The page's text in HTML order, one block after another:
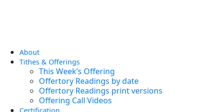
About
Tithes & Offerings
This Week’s Offering
Offertory Readings by date
Offertory Readings print versions
Offering Call Videos